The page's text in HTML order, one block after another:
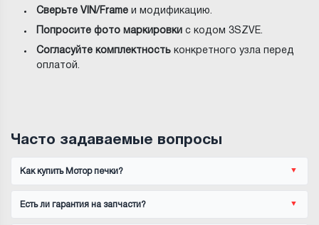
Сверьте VIN/Frame и модификацию.
Попросите фото маркировки с кодом 3SZVE.
Согласуйте комплектность конкретного узла перед
оплатой.
Часто задаваемые вопросы
Как купить Мотор печки?
Есть ли гарантия на запчасти?